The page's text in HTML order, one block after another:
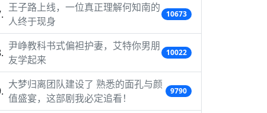
王子路上线，一位真正理解何知南的
人终于现身
10673
尹峥教科书式偏袒护妻，艾特你男朋
友学起来
10022
大梦归离团队建设了 熟悉的面孔与颜
值盛宴，这部剧我必定追看！
9790